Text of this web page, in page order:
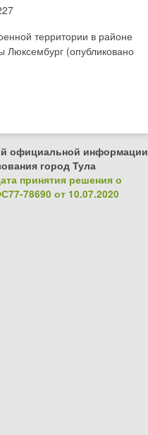
территории в районе
Люксембург (опубликовано
официальной информации
город Тула
принятия решения о
78690 от 10.07.2020